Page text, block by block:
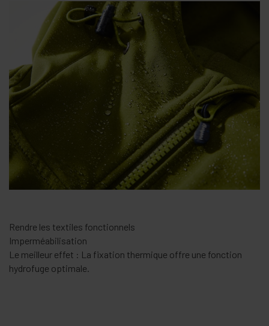
Business as usual
Chemises
Contre la formation de faux plis : Réduit les plis et facilite le
repassage de chemisiers et des chemises.